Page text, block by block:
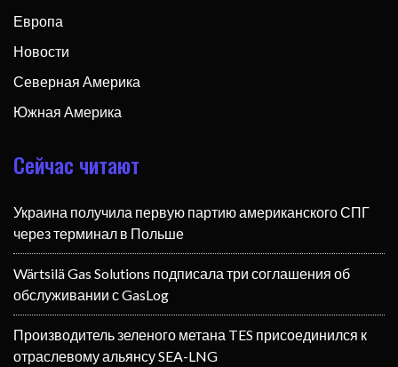
Европа
Новости
Северная Америка
Южная Америка
Сейчас читают
Украина получила первую партию американского СПГ
через терминал в Польше
Wärtsilä Gas Solutions подписала три соглашения об
обслуживании с GasLog
Производитель зеленого метана TES присоединился к
отраслевому альянсу SEA-LNG